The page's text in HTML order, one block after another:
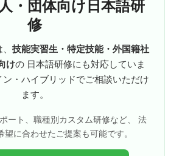
・団体向け日本語研
修
技能実習生・特定技能・外国籍社
けの 日本語研修にも対応していま
・ハイブリッドでご相談いただけ
ます。
ート、職種別カスタム研修など、 法
望に合わせたご提案も可能です。